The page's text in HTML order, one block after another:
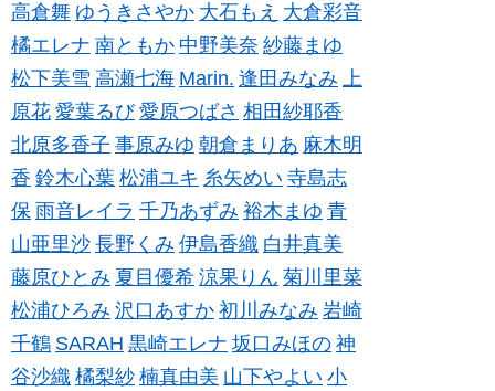
高倉舞 ゆうきさやか 大石もえ 大倉彩音
橘エレナ 南ともか 中野美奈 紗藤まゆ
松下美雪 高瀬七海 Marin. 逢田みなみ 上
原花 愛葉るび 愛原つばさ 相田紗耶香
北原多香子 事原みゆ 朝倉まりあ 麻木明
香 鈴木心葉 松浦ユキ 糸矢めい 寺島志
保 雨音レイラ 千乃あずみ 裕木まゆ 青
山亜里沙 長野くみ 伊島香織 白井真美
藤原ひとみ 夏目優希 涼果りん 菊川里菜
松浦ひろみ 沢口あすか 初川みなみ 岩崎
千鶴 SARAH 黒崎エレナ 坂口みほの 神
谷沙織 橘梨紗 楠真由美 山下やよい 小